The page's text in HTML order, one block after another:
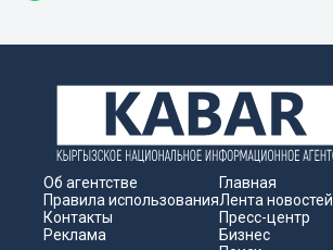
Об агентстве
Правила использования
Контакты
Реклама
Главная
Лента новостей
Пресс-центр
Бизнес